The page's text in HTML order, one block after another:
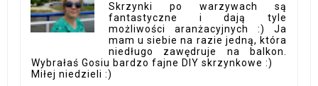
Skrzynki po warzywach są
fantastyczne i dają tyle
możliwości aranżacyjnych :) Ja
mam u siebie na razie jedną, która
niedługo zawędruje na balkon.
Wybrałaś Gosiu bardzo fajne DIY skrzynkowe :)
Miłej niedzieli :)